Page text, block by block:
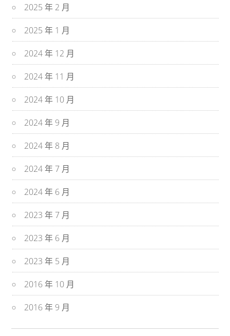
2025 年 2 月
2025 年 1 月
2024 年 12 月
2024 年 11 月
2024 年 10 月
2024 年 9 月
2024 年 8 月
2024 年 7 月
2024 年 6 月
2023 年 7 月
2023 年 6 月
2023 年 5 月
2016 年 10 月
2016 年 9 月